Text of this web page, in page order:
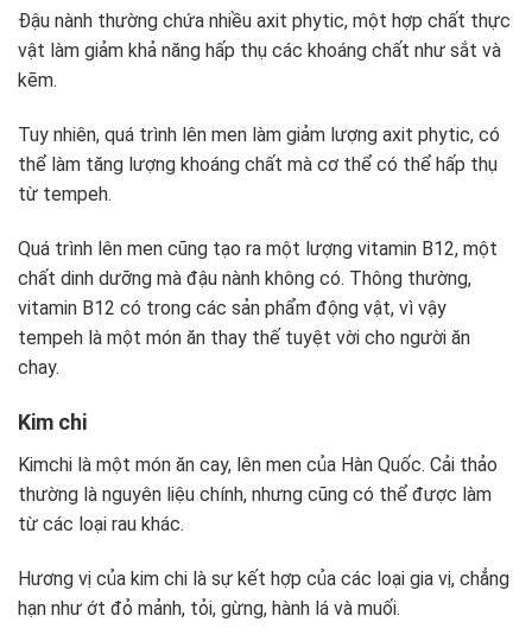
Đậu nành thường chứa nhiều axit phytic, một hợp chất thực
vật làm giảm khả năng hấp thụ các khoáng chất như sắt và
kẽm.
Tuy nhiên, quá trình lên men làm giảm lượng axit phytic, có
thể làm tăng lượng khoáng chất mà cơ thể có thể hấp thụ
từ tempeh.
Quá trình lên men cũng tạo ra một lượng vitamin B12, một
chất dinh dưỡng mà đậu nành không có. Thông thường,
vitamin B12 có trong các sản phẩm động vật, vì vậy
tempeh là một món ăn thay thế tuyệt vời cho người ăn
chay.
Kim chi
Kimchi là một món ăn cay, lên men của Hàn Quốc. Cải thảo
thường là nguyên liệu chính, nhưng cũng có thể được làm
từ các loại rau khác.
Hương vị của kim chi là sự kết hợp của các loại gia vị, chẳng
hạn như ớt đỏ mảnh, tỏi, gừng, hành lá và muối.